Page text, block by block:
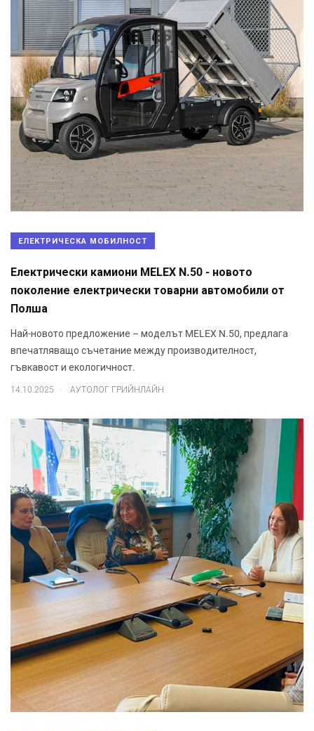
ЕЛЕКТРИЧЕСКА МОБИЛНОСТ
Електрически камиони MELEX N.50 - новото
поколение електрически товарни автомобили от
Полша
Най-новото предложение – моделът MELEX N.50, предлага
впечатляващо съчетание между производителност,
гъвкавост и екологичност.
14.10.2025 . АУТОЛОГ ГРИЙНЛАЙН